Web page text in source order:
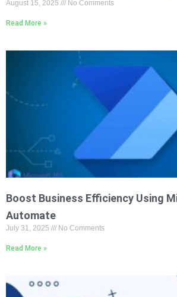
August 15, 2025 No Comments
Read More »
Boost Business Efficiency Using
Automate
July 31, 2025 No Comments
Read More »